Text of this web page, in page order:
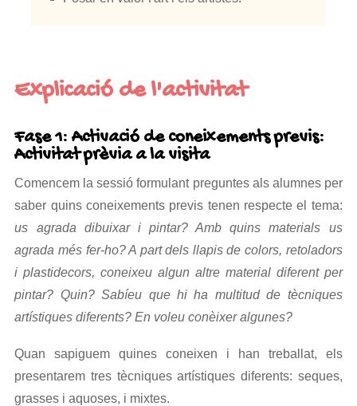
Explicació de l'activitat
Fase 1: Activació de coneixements previs:
Activitat prèvia a la visita
Comencem la sessió formulant preguntes als alumnes per
saber quins coneixements previs tenen respecte el tema:
us agrada dibuixar i pintar? Amb quins materials us
agrada més fer-ho? A part dels llapis de colors, retoladors
i plastidecors, coneixeu algun altre material diferent per
pintar? Quin? Sabíeu que hi ha multitud de tècniques
artístiques diferents? En voleu conèixer algunes?
Quan sapiguem quines coneixen i han treballat, els
presentarem tres tècniques artístiques diferents: seques,
grasses i aquoses, i mixtes.